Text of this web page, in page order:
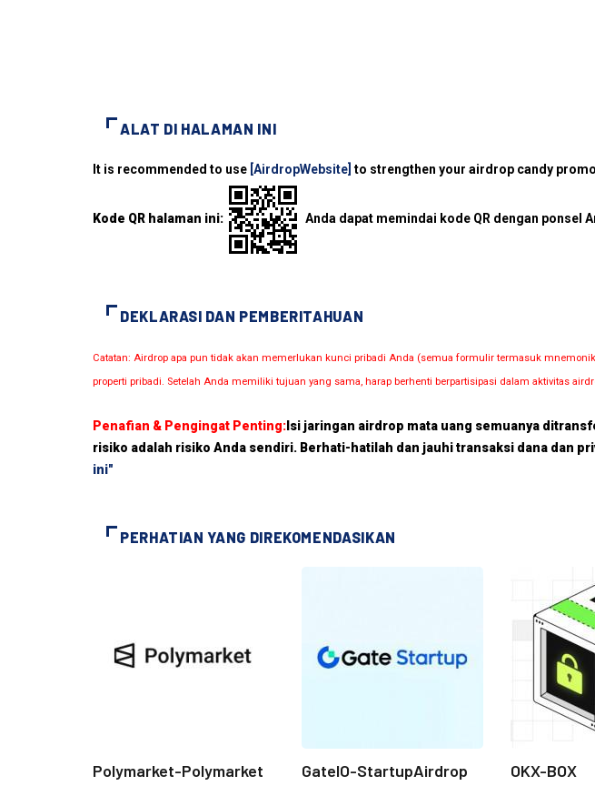
ALAT DI HALAMAN INI
It is recommended to use [AirdropWebsite] to strengthen your airdrop candy
Kode QR halaman ini: Anda dapat memindai kode QR dengan ponsel
DEKLARASI DAN PEMBERITAHUAN
Catatan: Airdrop apa pun tidak akan memerlukan kunci pribadi Anda (semua formulir termasuk
properti pribadi. Setelah Anda memiliki tujuan yang sama, harap berhenti berpartisipasi dalam aktivitas
Penafian & Pengingat Penting: Isi jaringan airdrop mata uang semuanya
risiko adalah risiko Anda sendiri. Berhati-hatilah dan jauhi transaksi dana dan
ini"
PERHATIAN YANG DIREKOMENDASIKAN
Polymarket-Polymarket GateIO-StartupAirdrop OKX-BOX